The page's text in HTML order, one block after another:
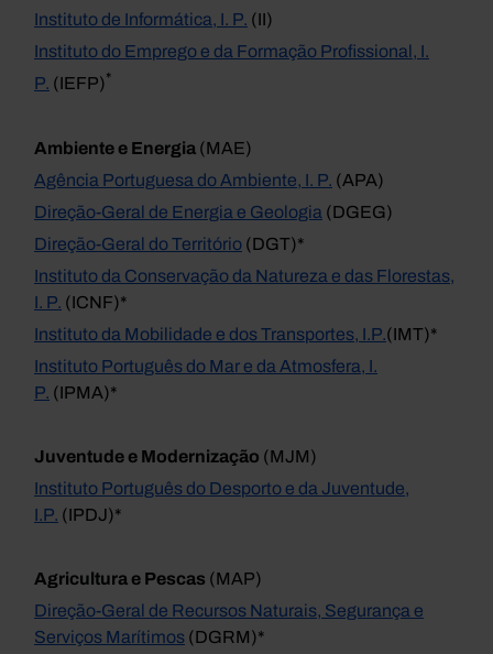
Instituto de Informática, I. P. (II)
Instituto do Emprego e da Formação Profissional, I.
P. (IEFP)*
Ambiente e Energia (MAE)
Agência Portuguesa do Ambiente, I. P. (APA)
Direção-Geral de Energia e Geologia (DGEG)
Direção-Geral do Território (DGT)*
Instituto da Conservação da Natureza e das Florestas,
I. P. (ICNF)*
Instituto da Mobilidade e dos Transportes, I.P.(IMT)*
Instituto Português do Mar e da Atmosfera, I.
P. (IPMA)*
Juventude e Modernização (MJM)
Instituto Português do Desporto e da Juventude,
I.P. (IPDJ)*
Agricultura e Pescas (MAP)
Direção-Geral de Recursos Naturais, Segurança e
Serviços Marítimos (DGRM)*